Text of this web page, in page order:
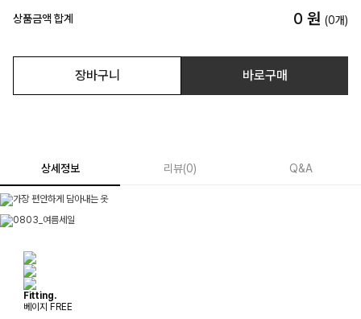
상품금액 합계 0 원 (0개)
장바구니 바로구매
상세정보 리뷰(0) Q&A
Fitting.
베이지 FREE